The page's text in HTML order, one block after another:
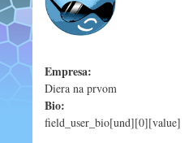
Empresa:
Diera na prvom
Bio:
field_user_bio[und][0][value]